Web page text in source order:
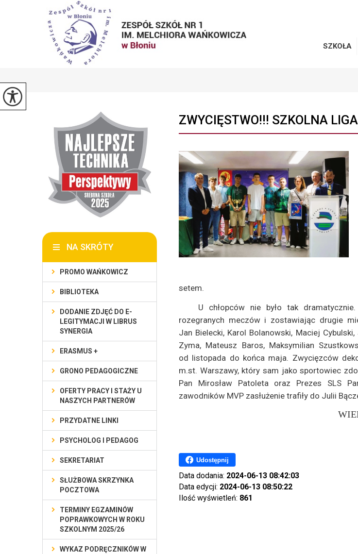
SZKOŁA
ZWYCIĘSTWO!!! SZKOLNA
setem.
U chłopców nie było tak
rozegranych meczów i zostawiając drugie
Jan Bielecki, Karol Bolanowski, Maciej
Zyma, Mateusz Baros, Maksymilian
od listopada do końca maja. Zwycięzców
m.st. Warszawy, który sam jako sportowiec
Pan Mirosław Patoleta oraz Prezes SLS
zawodników MVP zasłużenie trafiły do Julii
Udostępnij
Data dodania: 2024-06-13 08:42:03
Data edycji: 2024-06-13 08:50:22
Ilość wyświetleń: 861
NA SKRÓTY
PROMO WAŃKOWICZ
BIBLIOTEKA
DODANIE ZDJĘĆ DO E-
LEGITYMACJI W LIBRUS
SYNERGIA
ERASMUS +
GRONO PEDAGOGICZNE
OFERTY PRACY I STAŻY U
NASZYCH PARTNERÓW
PRZYDATNE LINKI
PSYCHOLOG I PEDAGOG
SEKRETARIAT
SŁUŻBOWA SKRZYNKA
POCZTOWA
TERMINY EGZAMINÓW
POPRAWKOWYCH W ROKU
SZKOLNYM 2025/26
WYKAZ PODRĘCZNIKÓW W